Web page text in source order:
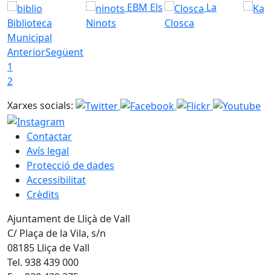
Biblioteca
Municipal
EBM Els
Ninots
La
Closca
AnteriorSegüent
1
2
Xarxes socials:
Contactar
Avís legal
Protecció de dades
Accessibilitat
Crèdits
Ajuntament de Lliçà de Vall
C/ Plaça de la Vila, s/n
08185 Lliça de Vall
Tel. 938 439 000